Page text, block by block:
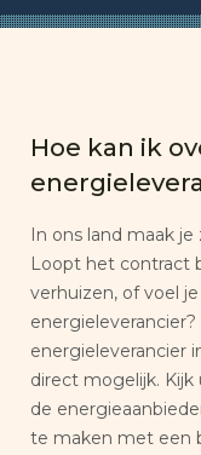
Hoe kan ik
In ons land maak
Loopt het contract
verhuizen, of voel
energieleverancier
direct mogelijk.
de
te maken met een